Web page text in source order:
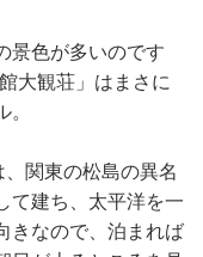
景色が多いのです
大観荘」はまさに
関東の松島の異名
て建ち、太平洋を一
きなので、泊まれば